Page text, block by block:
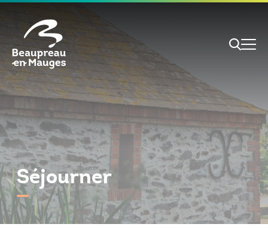
RECHERCHE
Séjourner
Papiers d'identité Portail Famille
Cookies management panel